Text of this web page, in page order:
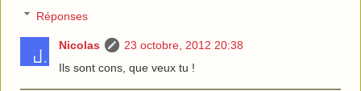
Réponses
Nicolas
23 octobre, 2012 20:38
Ils sont cons, que veux tu !